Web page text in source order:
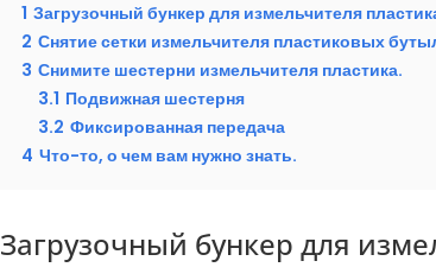
1 Загрузочный бункер для измельчителя
2 Снятие сетки измельчителя пластиковых
3 Снимите шестерни измельчителя пластика.
3.1 Подвижная шестерня
3.2 Фиксированная передача
4 Что-то, о чем вам нужно знать.
Загрузочный бункер для